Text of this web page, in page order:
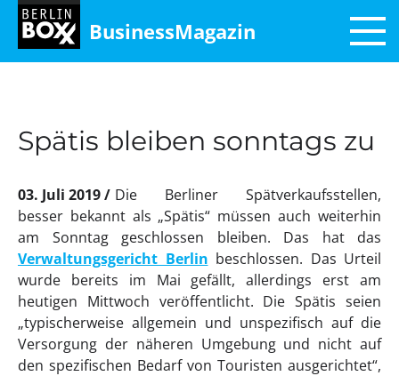
BusinessMagazin
Spätis bleiben sonntags zu
03. Juli 2019
Die Berliner Spätverkaufsstellen,
besser bekannt als „Spätis“ müssen auch weiterhin
am Sonntag geschlossen bleiben. Das hat das
Verwaltungsgericht Berlin beschlossen. Das Urteil
wurde bereits im Mai gefällt, allerdings erst am
heutigen Mittwoch veröffentlicht. Die Spätis seien
„typischerweise allgemein und unspezifisch auf die
Versorgung der näheren Umgebung und nicht auf
den spezifischen Bedarf von Touristen ausgerichtet“,